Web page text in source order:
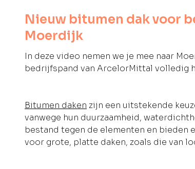
Nieuw bitumen dak voor
Moerdijk
In deze video nemen we je mee naar
bedrijfspand van ArcelorMittal volledig
Bitumen daken zijn een uitstekende
vanwege hun duurzaamheid,
bestand tegen de elementen en bieden
voor grote, platte daken, zoals die van